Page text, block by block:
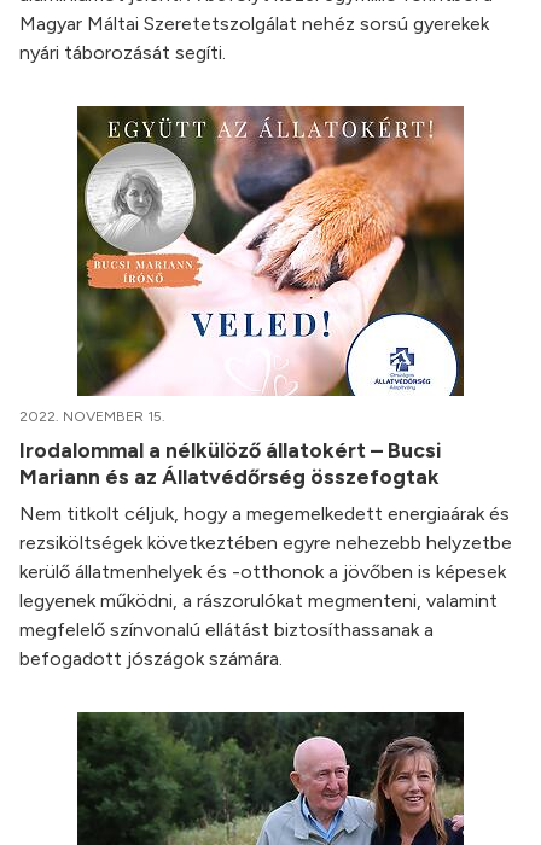
Magyar Máltai Szeretetszolgálat nehéz sorsú gyerekek
nyári táborozását segíti.
2022. NOVEMBER 15.
Irodalommal a nélkülöző állatokért – Bucsi
Mariann és az Állatvédőrség összefogtak
Nem titkolt céljuk, hogy a megemelkedett energiaárak és
rezsiköltségek következtében egyre nehezebb helyzetbe
kerülő állatmenhelyek és -otthonok a jövőben is képesek
legyenek működni, a rászorulókat megmenteni, valamint
megfelelő színvonalú ellátást biztosíthassanak a
befogadott jószágok számára.